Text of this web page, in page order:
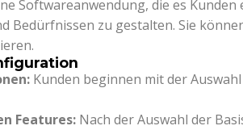
Softwareanwendung, die es
Bedürfnissen zu gestalten. Sie
Kunden beginnen mit der
Features: Nach der Auswahl der